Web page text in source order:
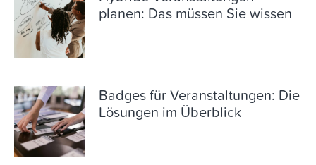
planen: Das müssen Sie wissen
Badges für Veranstaltungen: Die
Lösungen im Überblick